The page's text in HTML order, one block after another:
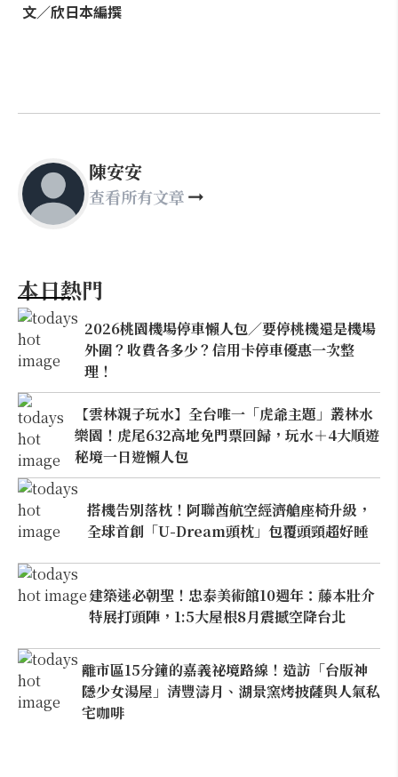
文／欣日本編撰
陳安安
查看所有文章
本日熱門
2026桃園機場停車懶人包／要停桃機還是機場
外圍？收費各多少？信用卡停車優惠一次整
理！
【雲林親子玩水】全台唯一「虎爺主題」叢林水
樂園！虎尾632高地免門票回歸，玩水＋4大順遊
秘境一日遊懶人包
搭機告別落枕！阿聯酋航空經濟艙座椅升級，
全球首創「U-Dream頭枕」包覆頭頸超好睡
建築迷必朝聖！忠泰美術館10週年：藤本壯介
特展打頭陣，1:5大屋根8月震撼空降台北
離市區15分鐘的嘉義祕境路線！造訪「台版神
隱少女湯屋」清豐濤月、湖景窯烤披薩與人氣私
宅咖啡